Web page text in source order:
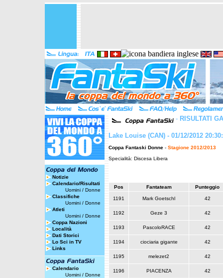
Notizie
Calendario/Risultati
Uomini / Donne
Classifiche
Uomini / Donne
Atleti
Uomini / Donne
Coppa Nazioni
Località
Dati Storici
Lo Sci in TV
Links
Calendario
Uomini / Donne
- RISULTATI
Lake Louise (CAN) - 01/12/2012
Coppa Fantaski Donne - Stagione 2012/2013
Specialità: Discesa Libera
Pos Fantateam Punteggio
1191 Mark Goetschl 42
1192 Geze 3 42
1193 PascoloRACE 42
1194 ciociaria gigante 42
1195 melezet2 42
1196 PIACENZA 42